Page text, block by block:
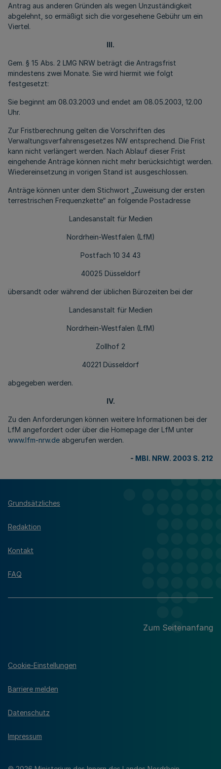
Antrag aus anderen Gründen als wegen Unzuständigkeit
abgelehnt, so ermäßigt sich die vorgesehene Gebühr um ein
Viertel.
III.
Gem. § 15 Abs. 2 LMG NRW beträgt die Antragsfrist
mindestens zwei Monate. Sie wird hiermit wie folgt
festgesetzt:
Sie beginnt am 08.03.2003 und endet am 08.05.2003, 12.00
Uhr.
Zur Fristberechnung gelten die Vorschriften des
Verwaltungsverfahrensgesetzes NW entsprechend. Die Frist
kann nicht verlängert werden. Nach Ablauf dieser Frist
eingehende Anträge können nicht mehr berücksichtigt werden.
Wiedereinsetzung in vorigen Stand ist ausgeschlossen.
Anträge können unter dem Stichwort „Zuweisung der ersten
terrestrischen Frequenzkette“ an folgende Postadresse
Landesanstalt für Medien
Nordrhein-Westfalen (LfM)
Postfach 10 34 43
40025 Düsseldorf
übersandt oder während der üblichen Bürozeiten bei der
Landesanstalt für Medien
Nordrhein-Westfalen (LfM)
Zollhof 2
40221 Düsseldorf
abgegeben werden.
IV.
Zu den Anforderungen können weitere Informationen bei der
LfM angefordert oder über die Homepage der LfM unter
www.lfm-nrw.de abgerufen werden.
- MBl. NRW. 2003 S. 212
Grundsätzliches
Redaktion
Kontakt
FAQ
Zum Seitenanfang
Cookie-Einstellungen
Barriere melden
Datenschutz
Impressum